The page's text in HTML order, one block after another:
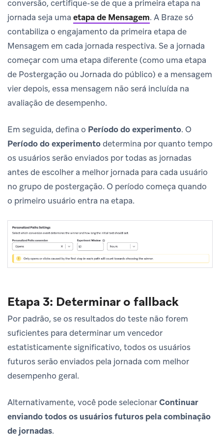
conversão, certifique-se de que a primeira etapa na
jornada seja uma etapa de Mensagem. A Braze só
contabiliza o engajamento da primeira etapa de
Mensagem em cada jornada respectiva. Se a jornada
começar com uma etapa diferente (como uma etapa
de Postergação ou Jornada do público) e a mensagem
vier depois, essa mensagem não será incluída na
avaliação de desempenho.
Em seguida, defina o Período do experimento. O
Período do experimentodetermina por quanto tempo
os usuários serão enviados por todas as jornadas
antes de escolher a melhor jornada para cada usuário
no grupo de postergação. O período começa quando
o primeiro usuário entra na etapa.
Etapa 3: Determinar o fallback
Por padrão, se os resultados do teste não forem
suficientes para determinar um vencedor
estatisticamente significativo, todos os usuários
futuros serão enviados pela jornada com melhor
desempenho geral.
Alternativamente, você pode selecionarContinuar
enviando todos os usuários futuros pela combinação
de jornadas.